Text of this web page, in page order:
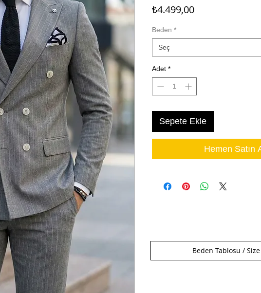
₺4.499,00Fiyat
Beden *
Seç
Adet *
Sepete Ekle
Hemen Satın
Beden Tablosu /